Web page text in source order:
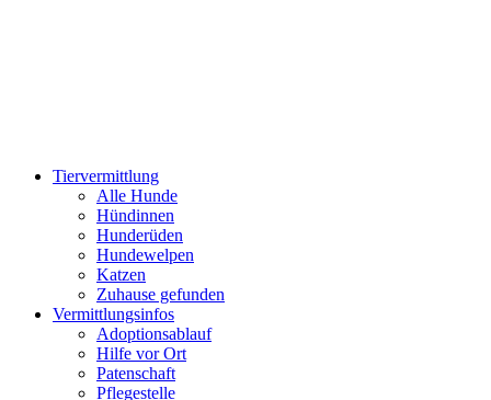
Tiervermittlung
Alle Hunde
Hündinnen
Hunderüden
Hundewelpen
Katzen
Zuhause gefunden
Vermittlungsinfos
Adoptionsablauf
Hilfe vor Ort
Patenschaft
Pflegestelle